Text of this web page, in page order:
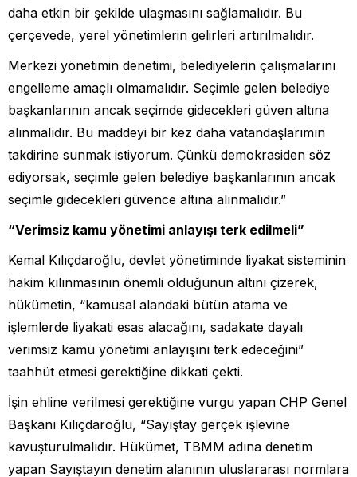
daha etkin bir şekilde ulaşmasını sağlamalıdır. Bu
çerçevede, yerel yönetimlerin gelirleri artırılmalıdır.
Merkezi yönetimin denetimi, belediyelerin çalışmalarını
engelleme amaçlı olmamalıdır. Seçimle gelen belediye
başkanlarının ancak seçimde gidecekleri güven altına
alınmalıdır. Bu maddeyi bir kez daha vatandaşlarımın
takdirine sunmak istiyorum. Çünkü demokrasiden söz
ediyorsak, seçimle gelen belediye başkanlarının ancak
seçimle gidecekleri güvence altına alınmalıdır.”
“Verimsiz kamu yönetimi anlayışı terk edilmeli”
Kemal Kılıçdaroğlu, devlet yönetiminde liyakat sisteminin
hakim kılınmasının önemli olduğunun altını çizerek,
hükümetin, “kamusal alandaki bütün atama ve
işlemlerde liyakati esas alacağını, sadakate dayalı
verimsiz kamu yönetimi anlayışını terk edeceğini”
taahhüt etmesi gerektiğine dikkati çekti.
İşin ehline verilmesi gerektiğine vurgu yapan CHP Genel
Başkanı Kılıçdaroğlu, “Sayıştay gerçek işlevine
kavuşturulmalıdır. Hükümet, TBMM adına denetim
yapan Sayıştayın denetim alanının uluslararası normlara